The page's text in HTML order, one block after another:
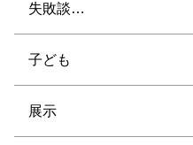
失敗談…
子ども
展示